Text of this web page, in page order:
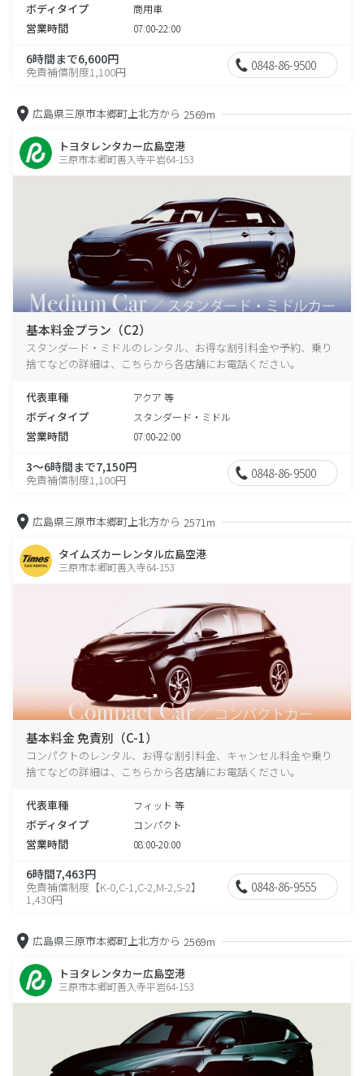
ボディタイプ 商用車
営業時間 07:00-22:00
6時間まで6,600円
免責補償制度1,100円 0848-86-9500
広島県三原市本郷町上北方から 2569m
トヨタレンタカー広島空港
三原市本郷町善入寺平岩64-153
基本料金プラン（C2）
スタンダード・ミドルのレンタル、お得な割引料金や予約、乗り
捨てなどの詳細は、こちらから各店舗にお電話ください。
代表車種 アクア 等
ボディタイプ スタンダード・ミドル
営業時間 07:00-22:00
3～6時間まで7,150円
免責補償制度1,100円 0848-86-9500
広島県三原市本郷町上北方から 2571m
タイムズカーレンタル広島空港
三原市本郷町善入寺64-153
基本料金 免責別（C-1）
コンパクトのレンタル、お得な割引料金、キャンセル料金や乗り
捨てなどの詳細は、こちらから各店舗にお電話ください。
代表車種 フィット 等
ボディタイプ コンパクト
営業時間 08:00-20:00
6時間7,463円
免責補償制度【K-0,C-1,C-2,M-2,S-2】
1,430円
0848-86-9555
広島県三原市本郷町上北方から 2569m
トヨタレンタカー広島空港
三原市本郷町善入寺平岩64-153